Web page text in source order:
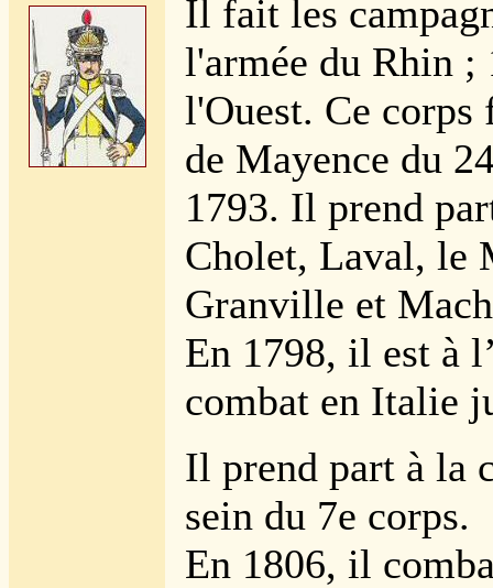
Il fait les
l'armée du Rhin ;
l'Ouest. Ce
de Mayence du
1793. Il prend
Cholet, Laval, le
Granville et
En 1798, il est à
combat en Italie
Il prend part à la
sein du 7e corps.
En 1806, il